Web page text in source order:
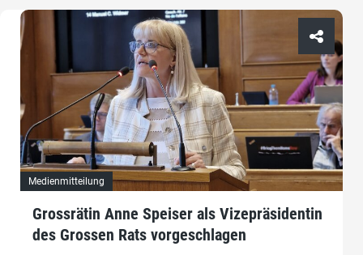
Medienmitteilung
Grossrätin Anne Speiser als Vizepräsidentin
des Grossen Rats vorgeschlagen